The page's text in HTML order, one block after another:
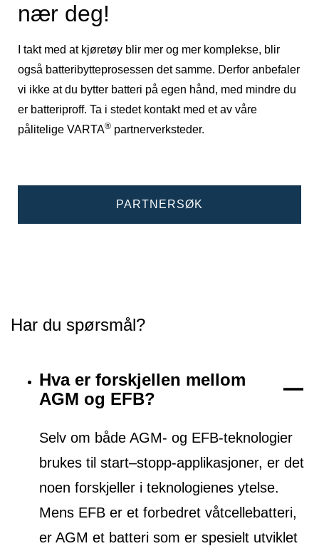
nær deg!
I takt med at kjøretøy blir mer og mer komplekse, blir
også batteribytteprosessen det samme. Derfor anbefaler
vi ikke at du bytter batteri på egen hånd, med mindre du
er batteriproff. Ta i stedet kontakt med et av våre
pålitelige VARTA® partnerverksteder.
PARTNERSØK
Har du spørsmål?
Hva er forskjellen mellom
AGM og EFB?
Selv om både AGM- og EFB-teknologier
brukes til start–stopp-applikasjoner, er det
noen forskjeller i teknologienes ytelse.
Mens EFB er et forbedret våtcellebatteri,
er AGM et batteri som er spesielt utviklet